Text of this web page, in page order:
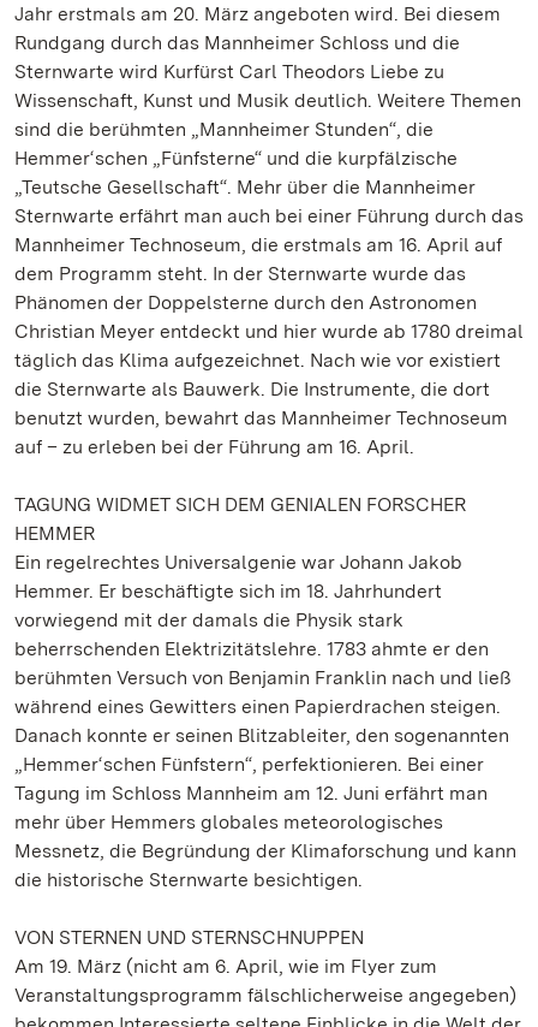
Jahr erstmals am 20. März angeboten wird. Bei diesem
Rundgang durch das Mannheimer Schloss und die
Sternwarte wird Kurfürst Carl Theodors Liebe zu
Wissenschaft, Kunst und Musik deutlich. Weitere Themen
sind die berühmten „Mannheimer Stunden“, die
Hemmer‘schen „Fünfsterne“ und die kurpfälzische
„Teutsche Gesellschaft“. Mehr über die Mannheimer
Sternwarte erfährt man auch bei einer Führung durch das
Mannheimer Technoseum, die erstmals am 16. April auf
dem Programm steht. In der Sternwarte wurde das
Phänomen der Doppelsterne durch den Astronomen
Christian Meyer entdeckt und hier wurde ab 1780 dreimal
täglich das Klima aufgezeichnet. Nach wie vor existiert
die Sternwarte als Bauwerk. Die Instrumente, die dort
benutzt wurden, bewahrt das Mannheimer Technoseum
auf – zu erleben bei der Führung am 16. April.
TAGUNG WIDMET SICH DEM GENIALEN FORSCHER
HEMMER
Ein regelrechtes Universalgenie war Johann Jakob
Hemmer. Er beschäftigte sich im 18. Jahrhundert
vorwiegend mit der damals die Physik stark
beherrschenden Elektrizitätslehre. 1783 ahmte er den
berühmten Versuch von Benjamin Franklin nach und ließ
während eines Gewitters einen Papierdrachen steigen.
Danach konnte er seinen Blitzableiter, den sogenannten
„Hemmer‘schen Fünfstern“, perfektionieren. Bei einer
Tagung im Schloss Mannheim am 12. Juni erfährt man
mehr über Hemmers globales meteorologisches
Messnetz, die Begründung der Klimaforschung und kann
die historische Sternwarte besichtigen.
VON STERNEN UND STERNSCHNUPPEN
Am 19. März (nicht am 6. April, wie im Flyer zum
Veranstaltungsprogramm fälschlicherweise angegeben)